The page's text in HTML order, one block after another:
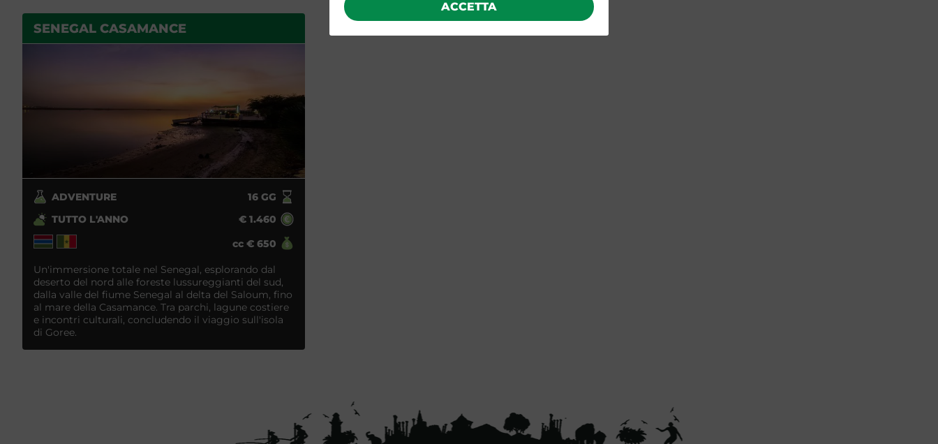
ACCETTA
SENEGAL CASAMANCE
ADVENTURE 16GG
TUTTO L'ANNO
€ 1.460
cc € 650
Un'immersione totale nel Senegal, esplorando dal
deserto del nord alle foreste lussureggianti del sud,
dalla valle del fiume Senegal al delta del Saloum, fino
al mare della Casamance. Tra parchi, lagune costiere
e incontri culturali, concludendo il viaggio sull'isola
di Goree.